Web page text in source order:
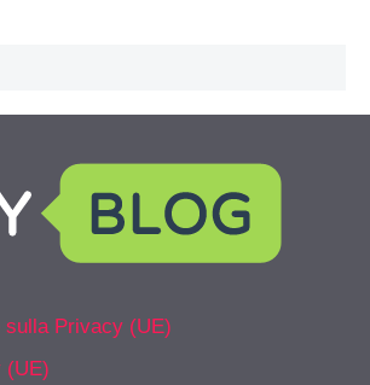
sulla Privacy (UE)
(UE)